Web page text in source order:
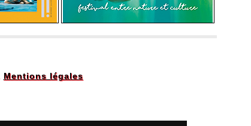
Mentions légales